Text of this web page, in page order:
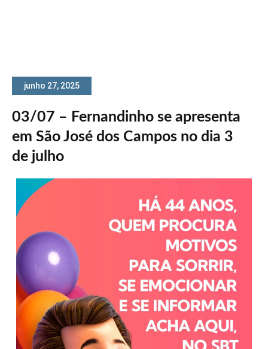
junho 27, 2025
03/07 – Fernandinho se apresenta
em São José dos Campos no dia 3
de julho